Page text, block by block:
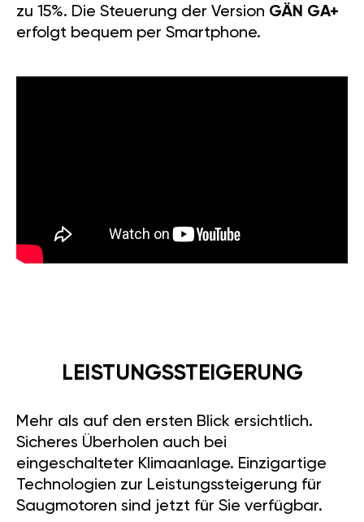
zu 15%. Die Steuerung der Version GÄN GA+
erfolgt bequem per Smartphone.
LEISTUNGSSTEIGERUNG
Mehr als auf den ersten Blick ersichtlich.
Sicheres Überholen auch bei
eingeschalteter Klimaanlage. Einzigartige
Technologien zur Leistungssteigerung für
Saugmotoren sind jetzt für Sie verfügbar.